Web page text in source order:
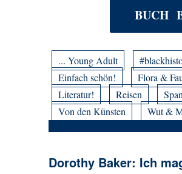
BUCH
... Young Adult
Einfach schön!
Flora &
Literatur!
Reisen
Von den Künsten
Wut &
Dorothy Baker: Ich